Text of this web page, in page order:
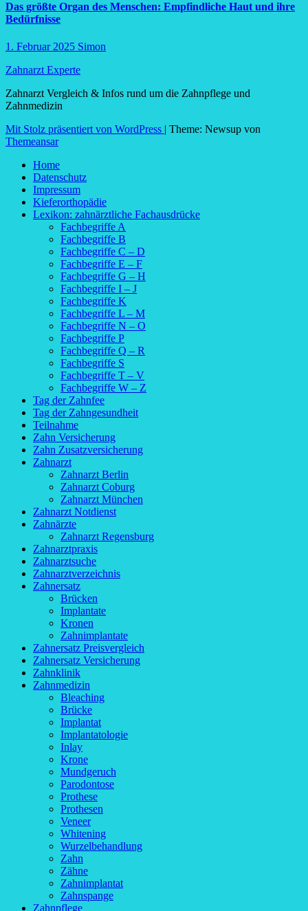
Das größte Organ des Menschen: Empfindliche Haut und ihre
Bedürfnisse
1. Februar 2025 Simon
Zahnarzt Experte
Zahnarzt Vergleich & Infos rund um die Zahnpflege und
Zahnmedizin
Mit Stolz präsentiert von WordPress | Theme: Newsup von
Themeansar
Home
Datenschutz
Impressum
Kieferorthopädie
Lexikon: zahnärztliche Fachausdrücke
Fachbegriffe A
Fachbegriffe B
Fachbegriffe C – D
Fachbegriffe E – F
Fachbegriffe G – H
Fachbegriffe I – J
Fachbegriffe K
Fachbegriffe L – M
Fachbegriffe N – O
Fachbegriffe P
Fachbegriffe Q – R
Fachbegriffe S
Fachbegriffe T – V
Fachbegriffe W – Z
Tag der Zahnfee
Tag der Zahngesundheit
Teilnahme
Zahn Versicherung
Zahn Zusatzversicherung
Zahnarzt
Zahnarzt Berlin
Zahnarzt Coburg
Zahnarzt München
Zahnarzt Notdienst
Zahnärzte
Zahnarzt Regensburg
Zahnarztpraxis
Zahnarztsuche
Zahnarztverzeichnis
Zahnersatz
Brücken
Implantate
Kronen
Zahnimplantate
Zahnersatz Preisvergleich
Zahnersatz Versicherung
Zahnklinik
Zahnmedizin
Bleaching
Brücke
Implantat
Implantatologie
Inlay
Krone
Mundgeruch
Parodontose
Prothese
Prothesen
Veneer
Whitening
Wurzelbehandlung
Zahn
Zähne
Zahnimplantat
Zahnspange
Zahnpflege